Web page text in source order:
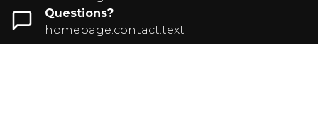
Questions?
homepage.contact.text